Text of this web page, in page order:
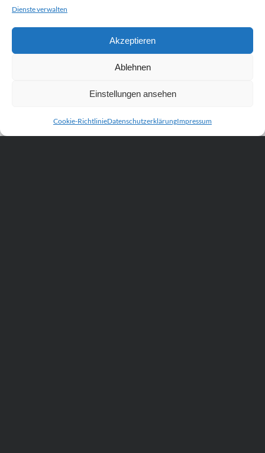
Dienste verwalten
Akzeptieren
Ablehnen
Einstellungen ansehen
Cookie-RichtlinieDatenschutzerklärungImpressum